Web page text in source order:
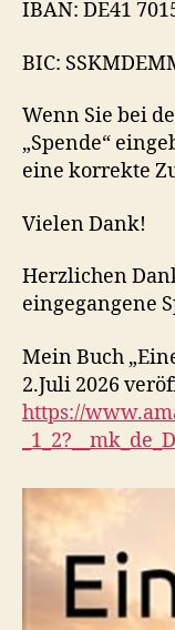
IBAN: DE41
BIC:
Wenn Sie bei
„Spende“
eine korrekte
Vielen Dank!
Herzlichen
eingegangene
Mein Buch
2.Juli 2026
https://